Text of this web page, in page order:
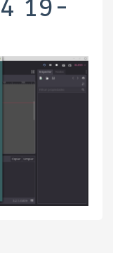
19-